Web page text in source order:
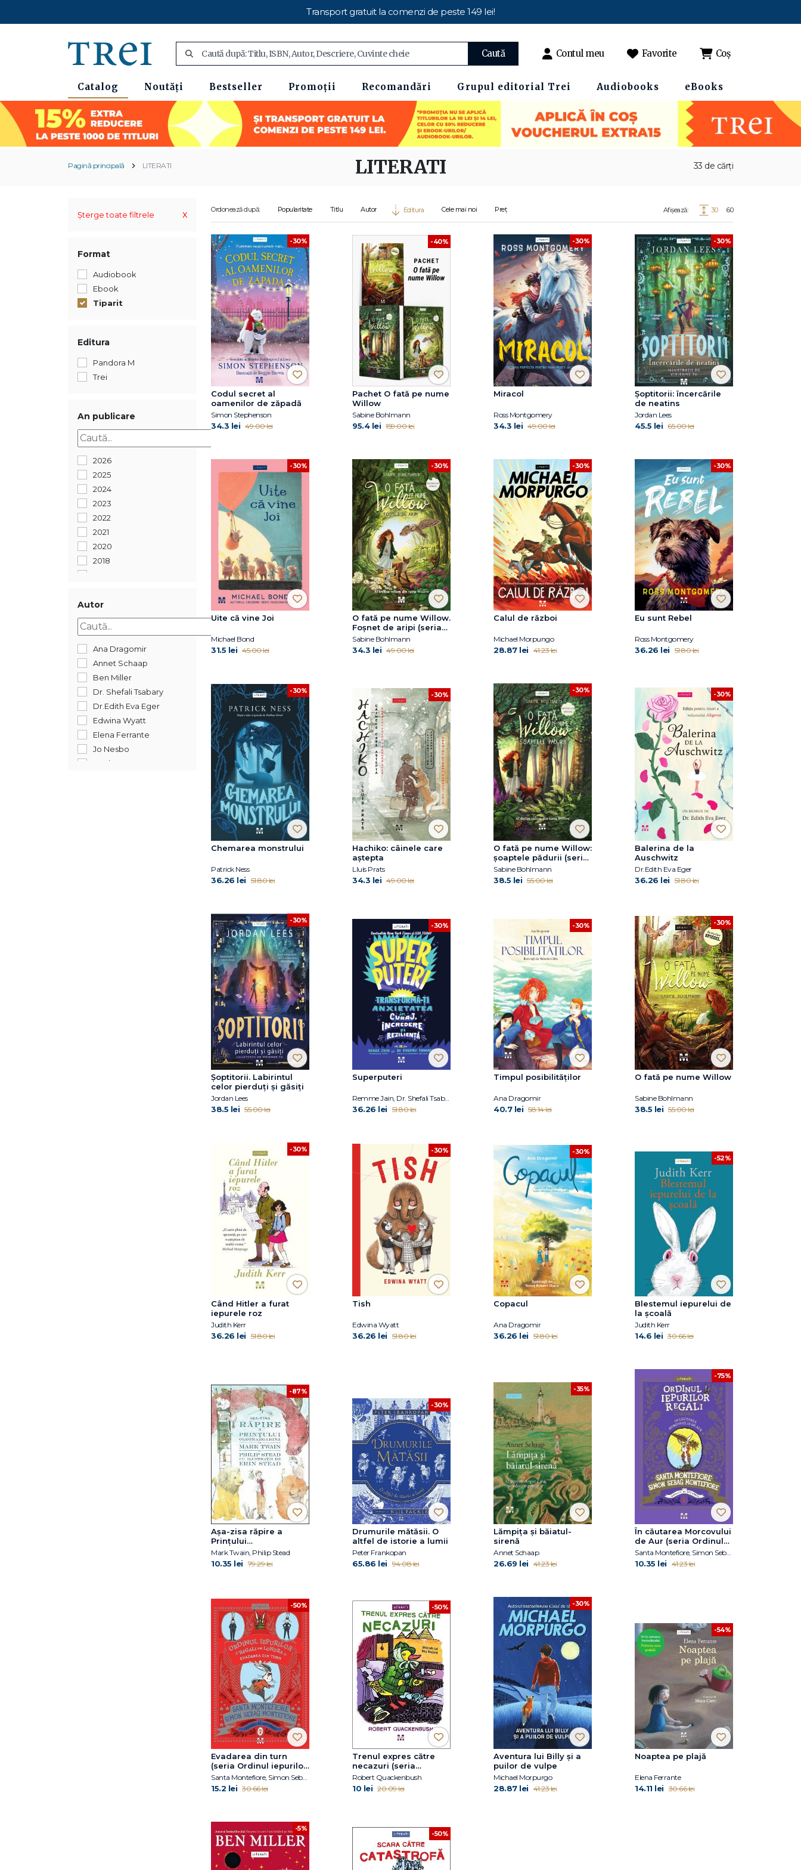
Transport gratuit la comenzi de peste 149 lei!
Caută Contul meu Favorite Coș
Catalog Noutăți Bestseller Promoții Recomandări Grupul editorial Trei Audiobooks eBooks
Pagină principală LITERATI 33 de cărți
LITERATI
Șterge toate filtrele x
Format
Audiobook
Ebook
Tiparit
Editura
Pandora M
Trei
An publicare
2026
2025
2024
2023
2022
2021
2020
2018
Autor
Ana Dragomir
Annet Schaap
Ben Miller
Dr. Shefali Tsabary
Dr.Edith Eva Eger
Edwina Wyatt
Elena Ferrante
Jo Nesbo
Jordan Lees
Ordonează după: Popularitate Titlu Autor Editura Cele mai noi Preț Afișează: 30 60
-30%
Codul secret al
oamenilor de zăpadă
Simon Stephenson
34.3 lei 49.00 lei
-40%
Pachet O fată pe nume
Willow
Sabine Bohlmann
95.4 lei 159.00 lei
-30%
Miracol
Ross Montgomery
34.3 lei 49.00 lei
-30%
Şoptitorii: încercările
de neatins
Jordan Lees
45.5 lei 65.00 lei
-30%
Uite că vine Joi
Michael Bond
31.5 lei 45.00 lei
-30%
O fată pe nume Willow.
Foșnet de aripi (seria
Willow, vol.3)
Sabine Bohlmann
34.3 lei 49.00 lei
-30%
Calul de război
Michael Morpungo
28.87 lei 41.23 lei
-30%
Eu sunt Rebel
Ross Montgomery
36.26 lei 51.80 lei
-30%
Chemarea monstrului
Patrick Ness
36.26 lei 51.80 lei
-30%
Hachiko: câinele care
aştepta
Lluís Prats
34.3 lei 49.00 lei
-30%
O fată pe nume Willow:
şoaptele pădurii (seria
Willow, vol. 2)
Sabine Bohlmann
38.5 lei 55.00 lei
-30%
Balerina de la
Auschwitz
Dr.Edith Eva Eger
36.26 lei 51.80 lei
-30%
Șoptitorii. Labirintul
celor pierduți și găsiți
Jordan Lees
38.5 lei 55.00 lei
-30%
Superputeri
Remme Jain, Dr. Shefali Tsabary
36.26 lei 51.80 lei
-30%
Timpul posibilităților
Ana Dragomir
40.7 lei 58.14 lei
-30%
O fată pe nume Willow
Sabine Bohlmann
38.5 lei 55.00 lei
-30%
Când Hitler a furat
iepurele roz
Judith Kerr
36.26 lei 51.80 lei
-30%
Tish
Edwina Wyatt
36.26 lei 51.80 lei
-30%
Copacul
Ana Dragomir
36.26 lei 51.80 lei
-52%
Blestemul iepurelui de
la școală
Judith Kerr
14.6 lei 30.66 lei
-87%
Așa-zisa răpire a
Prințului
Oleomargarină
Mark Twain, Philip Stead
10.35 lei 79.29 lei
-30%
Drumurile mătăsii. O
altfel de istorie a lumii
Peter Frankopan
65.86 lei 94.08 lei
-35%
Lămpița și băiatul-
sirenă
Annet Schaap
26.69 lei 41.23 lei
-75%
În căutarea Morcovului
de Aur (seria Ordinul
Iepurilor Regali din
Londra, vol. 4)
Santa Montefiore, Simon Sebag Montefiore
10.35 lei 41.23 lei
-50%
Evadarea din turn
(seria Ordinul iepurilor
regali din Londra, vol.
2)
Santa Montefiore, Simon Sebag Montefiore
15.2 lei 30.66 lei
-50%
Trenul expres către
necazuri (seria
Misterele lui Miss
Mallard)
Robert Quackenbush
10 lei 20.09 lei
-30%
Aventura lui Billy și a
puilor de vulpe
Michael Morpurgo
28.87 lei 41.23 lei
-54%
Noaptea pe plajă
Elena Ferrante
14.11 lei 30.66 lei
-5%
-50%